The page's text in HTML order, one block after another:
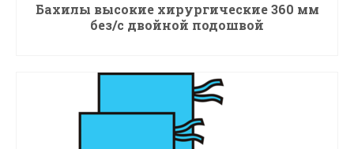
Бахилы высокие хирургические 360 мм
без/с двойной подошвой